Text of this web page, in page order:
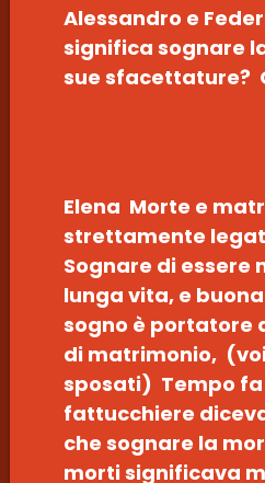
Alessandro e
significa sognare
sue sfacettature?
Elena Morte e
strettamente
Sognare di essere
lunga vita, e
sogno è portatore
di matrimonio,
sposati) Tempo fa
fattucchiere
che sognare la
morti significava